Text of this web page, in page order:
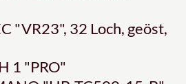
"VR23", 32 Loch, geöst,
1 "PRO"